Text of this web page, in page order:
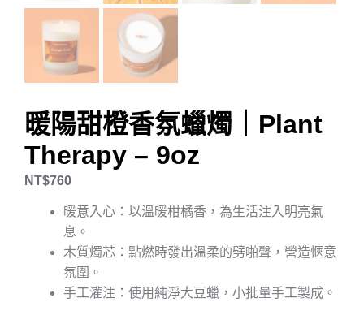
暖陽甜橙香氛蠟燭｜Plant
Therapy – 9oz
NT$760
暖意入心：以溫暖柑橘香，為生活注入明亮氣
息。
木質燭芯：點燃時發出溫柔的劈啪聲，營造愜意
氛圍。
手工灌注：使用純淨大豆蠟，小批量手工製成。